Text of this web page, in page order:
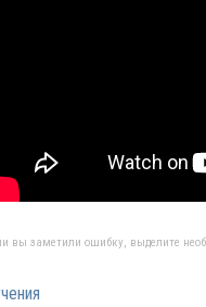
вы заметили ошибку, выделите